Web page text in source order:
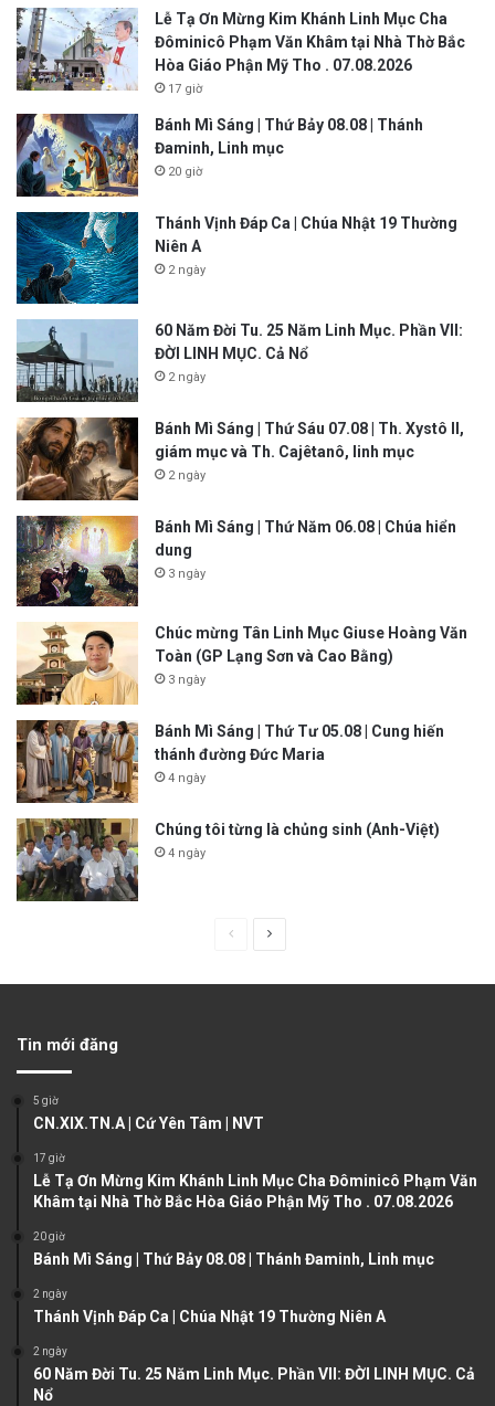
Lễ Tạ Ơn Mừng Kim Khánh Linh Mục Cha
Đôminicô Phạm Văn Khâm tại Nhà Thờ Bắc
Hòa Giáo Phận Mỹ Tho . 07.08.2026
17 giờ
Bánh Mì Sáng | Thứ Bảy 08.08 | Thánh
Đaminh, Linh mục
20 giờ
Thánh Vịnh Đáp Ca | Chúa Nhật 19 Thường
Niên A
2 ngày
60 Năm Đời Tu. 25 Năm Linh Mục. Phần VII:
ĐỜI LINH MỤC. Cả Nổ
2 ngày
Bánh Mì Sáng | Thứ Sáu 07.08 | Th. Xystô II,
giám mục và Th. Cajêtanô, linh mục
2 ngày
Bánh Mì Sáng | Thứ Năm 06.08 | Chúa hiển
dung
3 ngày
Chúc mừng Tân Linh Mục Giuse Hoàng Văn
Toàn (GP Lạng Sơn và Cao Bằng)
3 ngày
Bánh Mì Sáng | Thứ Tư 05.08 | Cung hiến
thánh đường Đức Maria
4 ngày
Chúng tôi từng là chủng sinh (Anh-Việt)
4 ngày
u
p
Tin mới đăng
5 giờ
CN.XIX.TN.A | Cứ Yên Tâm | NVT
17 giờ
Lễ Tạ Ơn Mừng Kim Khánh Linh Mục Cha Đôminicô Phạm Văn
Khâm tại Nhà Thờ Bắc Hòa Giáo Phận Mỹ Tho . 07.08.2026
20 giờ
Bánh Mì Sáng | Thứ Bảy 08.08 | Thánh Đaminh, Linh mục
2 ngày
Thánh Vịnh Đáp Ca | Chúa Nhật 19 Thường Niên A
2 ngày
60 Năm Đời Tu. 25 Năm Linh Mục. Phần VII: ĐỜI LINH MỤC. Cả
Nổ